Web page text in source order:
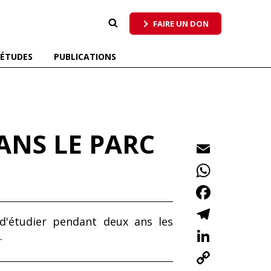
FAIRE UN DON
ÉTUDES PUBLICATIONS
LE PARC
pendant deux ans les